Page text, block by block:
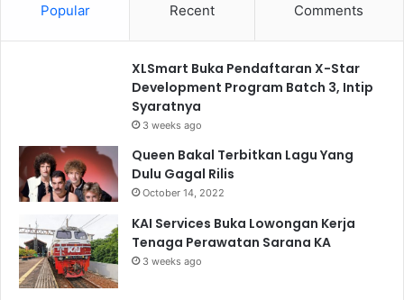
Popular Recent Comments
XLSmart Buka Pendaftaran X-Star
Development Program Batch 3, Intip
Syaratnya
3 weeks ago
Queen Bakal Terbitkan Lagu Yang
Dulu Gagal Rilis
October 14, 2022
KAI Services Buka Lowongan Kerja
Tenaga Perawatan Sarana KA
3 weeks ago